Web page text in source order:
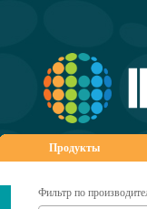
Продукты
Фильтр по